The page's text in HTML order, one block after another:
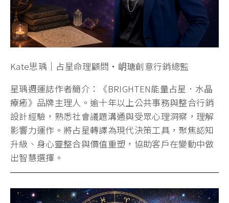
Kate思瑀｜占星命理顧問・岄瑭創意行銷總監
星瑀週運誌作者簡介：《BRIGHTEN能量占星．水晶
療癒》品牌主理人。逾十年以上公共事務與整合行銷
設計經驗，熟悉社會議題溝通與受眾心理洞察，理解
影響力運作。將占星轉譯為現代決策工具，聚焦認知
升級、身心靈整合與價值重塑，協助客戶在變動中做
出智慧選擇。